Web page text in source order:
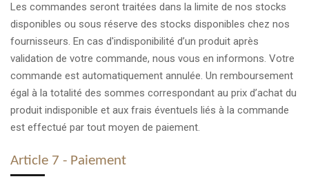
Les commandes seront traitées dans la limite de nos stocks
disponibles ou sous réserve des stocks disponibles chez nos
fournisseurs. En cas d'indisponibilité d’un produit après
validation de votre commande, nous vous en informons. Votre
commande est automatiquement annulée. Un remboursement
égal à la totalité des sommes correspondant au prix d’achat du
produit indisponible et aux frais éventuels liés à la commande
est effectué par tout moyen de paiement.
Article 7 - Paiement